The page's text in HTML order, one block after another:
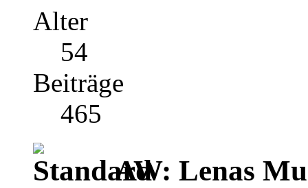
Alter
54
Beiträge
465
AW: Lenas